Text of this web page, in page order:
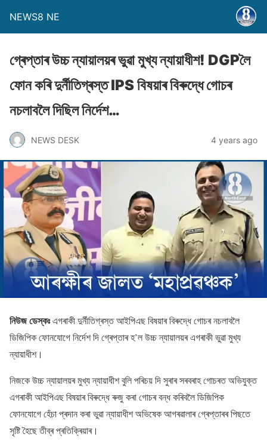
NEWS8 NE
গ্ৰেপ্তাৰ উচ্চ ন্যায়ালয়ৰ ভুৱা মুখ্য ন্যায়াধীশ! DGPলৈ
ফোন কৰি দুৰ্নীতিগ্ৰস্ত IPS বিষয়াৰ বিৰুদ্ধে গোচৰ
নচলাবলৈ দিছিল নিৰ্দেশ…
NEWS DESK 4 years ago
নিউজ ডেস্কঃএগৰাকী দুৰ্নীতিগ্ৰস্ত আইপিএছ বিষয়াৰ বিৰুদ্ধে গোচৰ নচলাবলৈ
ডিজিপিক ফোনযোগে নিৰ্দেশ দি গ্ৰেপ্তাৰ হ’ল উচ্চ ন্যায়ালয়ৰ এগৰাকী ভুৱা মুখ্য
ন্যায়াধীশ।
নিজকে উচ্চ ন্যায়ালয়ৰ মুখ্য ন্যায়াধীশ বুলি পৰিচয় দি সুৰাৰ সৰবৰাহ গোচৰত অভিযুক্ত
এগৰাকী আইপিএছ বিষয়াৰ বিৰুদ্ধে ৰুজু কৰা গোচৰ বন্ধ কৰিবলৈ ডিজিপিক
ফোনযোগে হেঁচা প্ৰদান কৰা ভুৱা ন্যায়াধীশ অভিষেক আগৰৱালাৰ গ্ৰেপ্তাৰৰ পিছতে
সৃষ্টি হৈছে তীব্ৰ প্ৰতিক্ৰিয়াৰ।